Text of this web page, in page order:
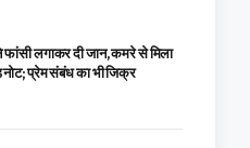
फांसी लगाकर दी जान, कमरे से मिला
प्रेम संबंध का भी जिक्र